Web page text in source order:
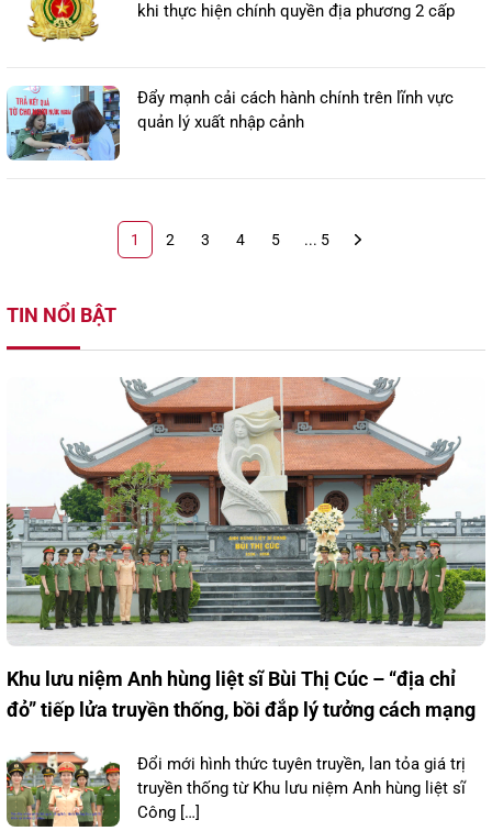
khi thực hiện chính quyền địa phương 2 cấp
Đẩy mạnh cải cách hành chính trên lĩnh vực
quản lý xuất nhập cảnh
1 2 3 4 5 ... 5
TIN NỔI BẬT
Khu lưu niệm Anh hùng liệt sĩ Bùi Thị Cúc – “địa chỉ
đỏ” tiếp lửa truyền thống, bồi đắp lý tưởng cách mạng
Đổi mới hình thức tuyên truyền, lan tỏa giá trị
truyền thống từ Khu lưu niệm Anh hùng liệt sĩ
Công […]